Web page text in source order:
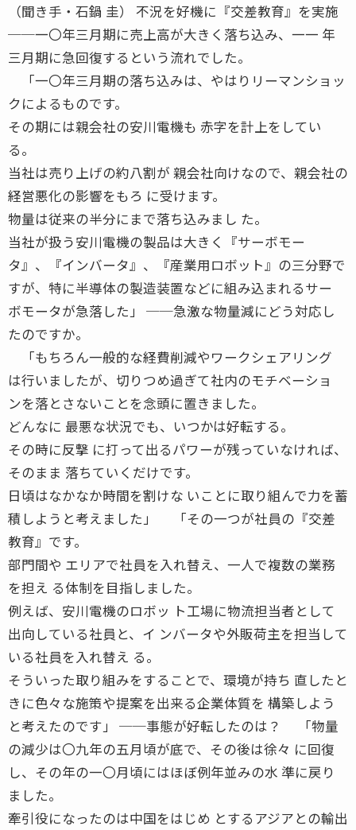
（聞き手・石鍋 圭） 不況を好機に『交差教育』を実施
──一〇年三月期に売上高が大きく落ち込み、一一 年
三月期に急回復するという流れでした。
「一〇年三月期の落ち込みは、やはりリーマンショッ
クによるものです。
その期には親会社の安川電機も 赤字を計上をしてい
る。
当社は売り上げの約八割が 親会社向けなので、親会社の
経営悪化の影響をもろ に受けます。
物量は従来の半分にまで落ち込みまし た。
当社が扱う安川電機の製品は大きく『サーボモー
タ』、『インバータ』、『産業用ロボット』の三分野で
すが、特に半導体の製造装置などに組み込まれるサー
ボモータが急落した」 ──急激な物量減にどう対応し
たのですか。
「もちろん一般的な経費削減やワークシェアリング
は行いましたが、切りつめ過ぎて社内のモチベーショ
ンを落とさないことを念頭に置きました。
どんなに 最悪な状況でも、いつかは好転する。
その時に反撃 に打って出るパワーが残っていなければ、
そのまま 落ちていくだけです。
日頃はなかなか時間を割けな いことに取り組んで力を蓄
積しようと考えました」 「その一つが社員の『交差
教育』です。
部門間や エリアで社員を入れ替え、一人で複数の業務
を担え る体制を目指しました。
例えば、安川電機のロボッ ト工場に物流担当者として
出向している社員と、イ ンバータや外販荷主を担当して
いる社員を入れ替え る。
そういった取り組みをすることで、環境が持ち 直したと
きに色々な施策や提案を出来る企業体質を 構築しよう
と考えたのです」 ──事態が好転したのは？ 「物量
の減少は〇九年の五月頃が底で、その後は徐々 に回復
し、その年の一〇月頃にはほぼ例年並みの水 準に戻り
ました。
牽引役になったのは中国をはじめ とするアジアとの輸出